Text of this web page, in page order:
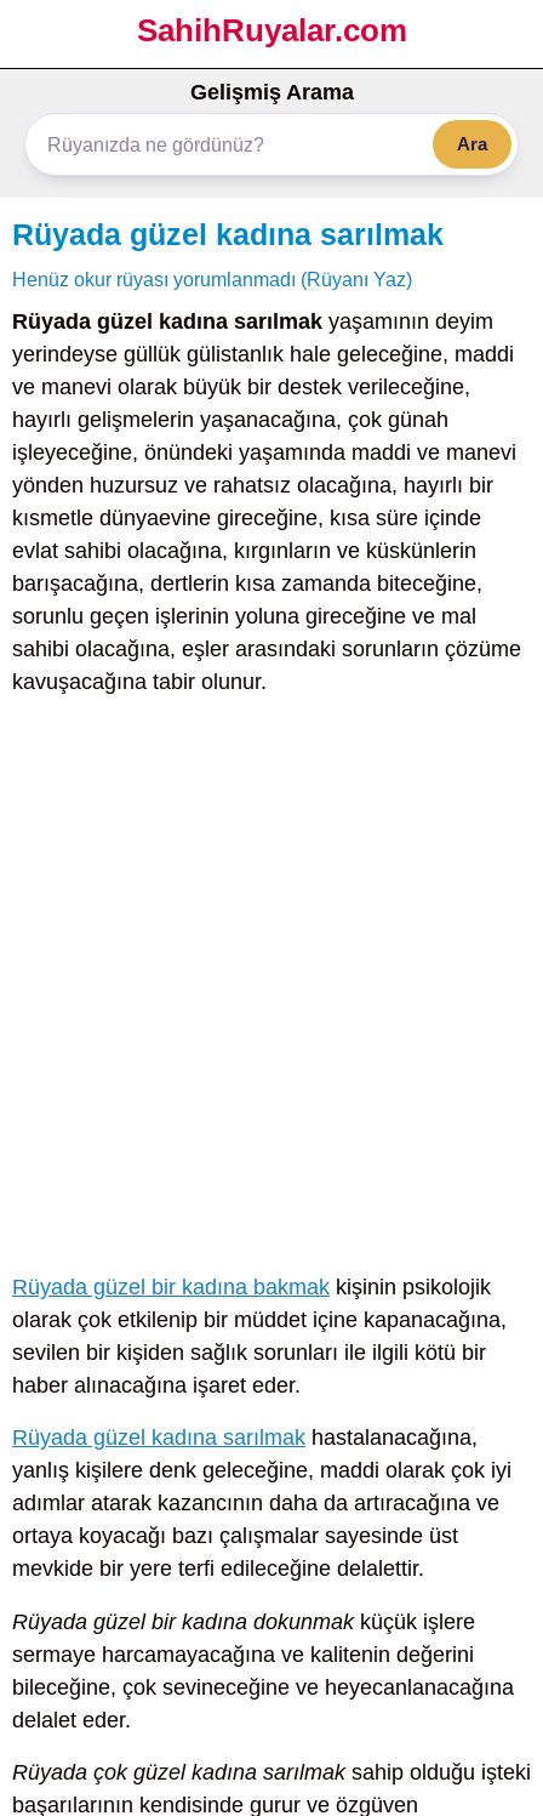
SahihRuyalar.com
Gelişmiş Arama
Ara
Rüyada güzel kadına sarılmak
Henüz okur rüyası yorumlanmadı (Rüyanı Yaz)
Rüyada güzel kadına sarılmak yaşamının deyim
yerindeyse güllük gülistanlık hale geleceğine, maddi
ve manevi olarak büyük bir destek verileceğine,
hayırlı gelişmelerin yaşanacağına, çok günah
işleyeceğine, önündeki yaşamında maddi ve manevi
yönden huzursuz ve rahatsız olacağına, hayırlı bir
kısmetle dünyaevine gireceğine, kısa süre içinde
evlat sahibi olacağına, kırgınların ve küskünlerin
barışacağına, dertlerin kısa zamanda biteceğine,
sorunlu geçen işlerinin yoluna gireceğine ve mal
sahibi olacağına, eşler arasındaki sorunların çözüme
kavuşacağına tabir olunur.
Rüyada güzel bir kadına bakmak kişinin psikolojik
olarak çok etkilenip bir müddet içine kapanacağına,
sevilen bir kişiden sağlık sorunları ile ilgili kötü bir
haber alınacağına işaret eder.
Rüyada güzel kadına sarılmak hastalanacağına,
yanlış kişilere denk geleceğine, maddi olarak çok iyi
adımlar atarak kazancının daha da artıracağına ve
ortaya koyacağı bazı çalışmalar sayesinde üst
mevkide bir yere terfi edileceğine delalettir.
Rüyada güzel bir kadına dokunmakküçük işlere
sermaye harcamayacağına ve kalitenin değerini
bileceğine, çok sevineceğine ve heyecanlanacağına
delalet eder.
Rüyada çok güzel kadına sarılmaksahip olduğu işteki
başarılarının kendisinde gurur ve özgüven